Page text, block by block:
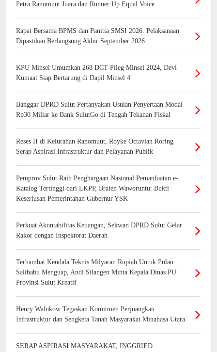
Petra Ranomuut Juara dan Runner Up Equal Voice
Rapat Bersama BPMS dan Panitia SMSI 2026. Pelaksanaan
Dipastikan Berlangsung Akhir September 2026
KPU Minsel Umumkan 268 DCT Pileg Minsel 2024, Devi
Kumaat Siap Bertarung di Dapil Minsel 4
Banggar DPRD Sulut Pertanyakan Usulan Penyertaan Modal
Rp30 Miliar ke Bank SulutGo di Tengah Tekanan Fiskal
Reses II di Kelurahan Ranomuut, Royke Octavian Roring
Serap Aspirasi Infrastruktur dan Pelayanan Publik
Pemprov Sulut Raih Penghargaan Nasional Pemanfaatan e-
Katalog Tertinggi dari LKPP, Braien Waworuntu: Bukti
Keseriusan Pemerintahan Gubernur YSK
Perkuat Akuntabilitas Keuangan, Sekwan DPRD Sulut Gelar
Rakor dengan Inspektorat Daerah
Terhambat Kendala Teknis Milyaran Rupiah Untuk Pulau
Salibabu Menguap, Andi Silangen Minta Kepala Dinas PU
Provinsi Sulut Kreatif
Henry Walukow Tegaskan Komitmen Perjuangkan
Infrastruktur dan Sengketa Tanah Masyarakat Minahasa Utara
SERAP ASPIRASI MASYARAKAT, INGGRIED